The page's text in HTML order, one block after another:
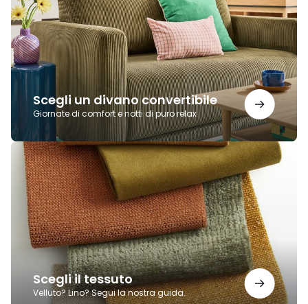
Scegli un divano convertibile
Giornate di comfort e notti di puro relax
convertibile
Scegli il tessuto
Velluto? Lino? Segui la nostra guida.
Scegli
tessuto